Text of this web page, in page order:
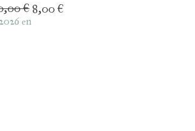
€ 8,00 €
en